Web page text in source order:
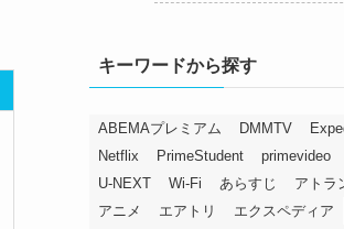
キーワードから探す
ABEMAプレミアム DMMTV
Netflix
PrimeStudent primevideo
U-NEXT
Wi-Fi あらすじ
アトラ
アニメ
エアトリ
エクスペディア